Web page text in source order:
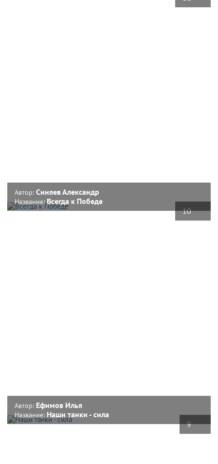
10
Автор: Синяев Александр
Название:Всегда к Победе
9
Автор: Ефимов Илья
Название: Наши танки - сила